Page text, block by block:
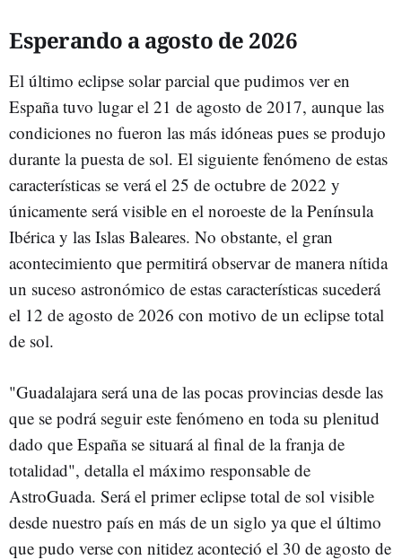
Esperando a agosto de 2026
El último eclipse solar parcial que pudimos ver en
España tuvo lugar el 21 de agosto de 2017, aunque las
condiciones no fueron las más idóneas pues se produjo
durante la puesta de sol. El siguiente fenómeno de estas
características se verá el 25 de octubre de 2022 y
únicamente será visible en el noroeste de la Península
Ibérica y las Islas Baleares. No obstante, el gran
acontecimiento que permitirá observar de manera nítida
un suceso astronómico de estas características sucederá
el 12 de agosto de 2026 con motivo de un eclipse total
de sol.
"Guadalajara será una de las pocas provincias desde las
que se podrá seguir este fenómeno en toda su plenitud
dado que España se situará al final de la franja de
totalidad", detalla el máximo responsable de
AstroGuada. Será el primer eclipse total de sol visible
desde nuestro país en más de un siglo ya que el último
que pudo verse con nitidez aconteció el 30 de agosto de